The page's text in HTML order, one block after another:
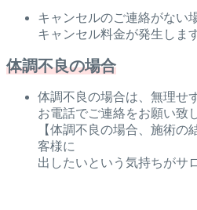
キャンセルのご連絡がない
キャンセル料金が発生しま
体調不良の場合
体調不良の場合は、無理せ
お電話でご連絡をお願い致
【体調不良の場合、施術の
客様に
出したいという気持ちがサ